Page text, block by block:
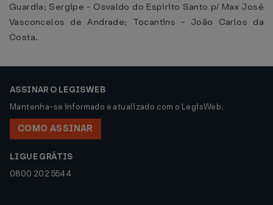
Guardia; Sergipe - Osvaldo do Espírito Santo p/ Max José
Vasconcelos de Andrade; Tocantins - João Carlos da
Costa.
ASSINAR O LEGISWEB
Mantenha-se informado e atualizado com o LegisWeb.
COMO ASSINAR
LIGUE GRÁTIS
0800 202 5544